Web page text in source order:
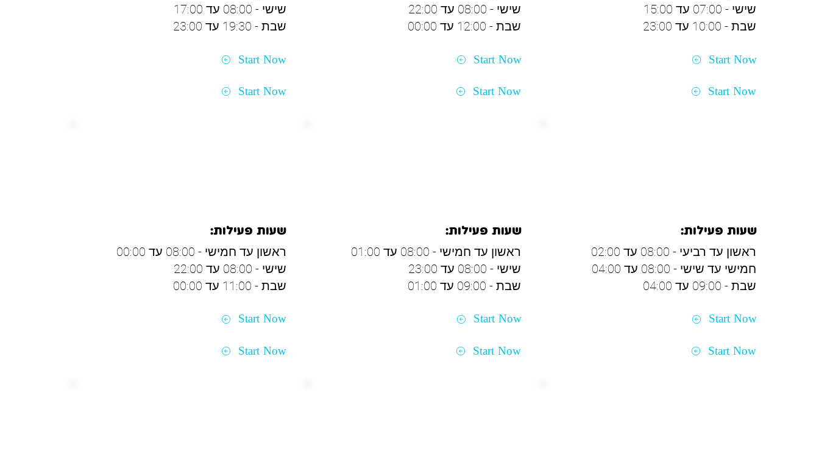
שישי - 07:00 עד 15:00
שבת - 10:00 עד 23:00
Start Now
Start Now
שישי - 08:00 עד 22:00
שבת - 12:00 עד 00:00
Start Now
Start Now
שישי - 08:00 עד 17:00
שבת - 19:30 עד 23:00
Start Now
Start Now
שעות פעילות:
ראשון עד רביעי - 08:00 עד 02:00
חמישי עד שישי - 08:00 עד 04:00
שבת - 09:00 עד 04:00
Start Now
Start Now
שעות פעילות:
ראשון עד חמישי - 08:00 עד 01:00
שישי - 08:00 עד 23:00
שבת - 09:00 עד 01:00
Start Now
Start Now
שעות פעילות:
ראשון עד חמישי - 08:00 עד 00:00
שישי - 08:00 עד 22:00
שבת - 11:00 עד 00:00
Start Now
Start Now